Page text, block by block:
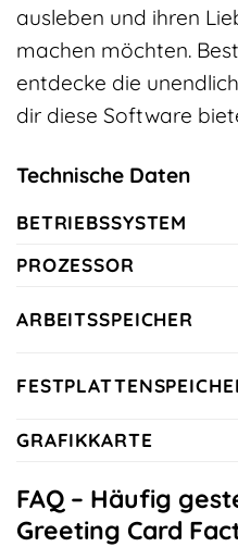
ausleben und ihren
machen möchten.
entdecke die
dir diese Software
Technische Daten
BETRIEBSSYSTEM
PROZESSOR
ARBEITSSPEICHER
GRAFIKKARTE
FAQ – Häufig
Greeting Card